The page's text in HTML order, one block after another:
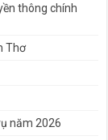
thông chính
Thơ
năm 2026